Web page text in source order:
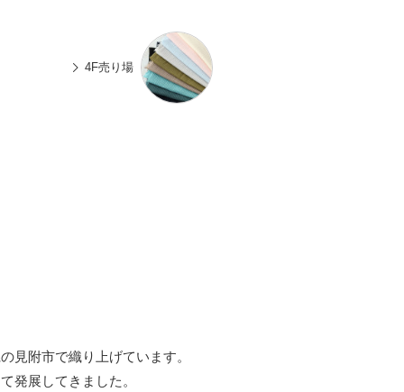
e
4F売り場
見附市で織り上げています。
発展してきました。